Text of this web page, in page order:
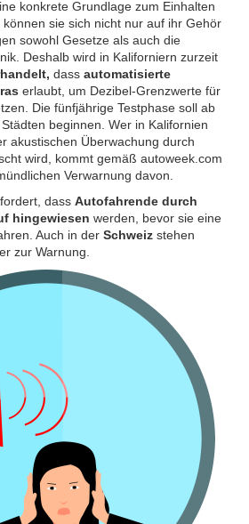
konkrete Grundlage zum Einhalten
sie sich nicht nur auf ihr Gehör
sowohl Gesetze als auch die
Deshalb wird in Kaliforniern zurzeit
dass automatisierte
erlaubt, um Dezibel-Grenzwerte für
Die fünfjährige Testphase soll ab
beginnen. Wer in Kalifornien
akustischen Überwachung durch
wird, kommt gemäß autoweek.com
Verwarnung davon.
dass Autofahrende durch
hingewiesen werden, bevor sie eine
Auch in der Schweiz stehen
zur Warnung.